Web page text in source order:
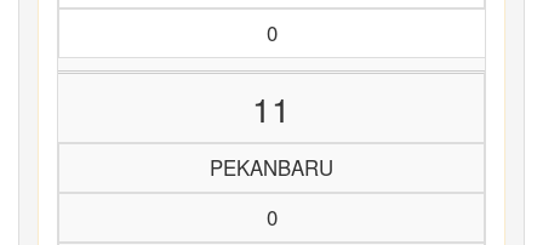
0
11
PEKANBARU
0